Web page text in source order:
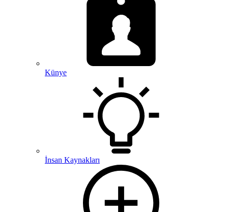
Künye
İnsan Kaynakları